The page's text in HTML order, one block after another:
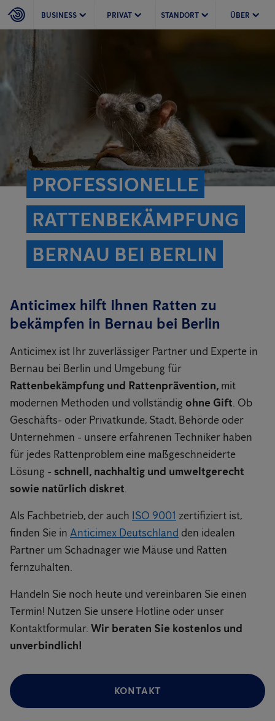
BUSINESS PRIVAT STANDORT ÜBER
PROFESSIONELLE
RATTEN­BEKÄMPFUNG
BERNAU BEI BERLIN
Anticimex hilft Ihnen Ratten zu
bekämpfen in Bernau bei Berlin
Anticimex ist Ihr zuverlässiger Partner und Experte in
Bernau bei Berlin und Umgebung für
Rattenbekämpfung und Rattenprävention, mit
modernen Methoden und vollständig ohne Gift. Ob
Geschäfts- oder Privatkunde, Stadt, Behörde oder
Unternehmen - unsere erfahrenen Techniker haben
für jedes Rattenproblem eine maßgeschneiderte
Lösung - schnell, nachhaltig und umweltgerecht
sowie natürlich diskret.
Als Fachbetrieb, der auch ISO 9001 zertifiziert ist,
finden Sie in Anticimex Deutschland den idealen
Partner um Schadnager wie Mäuse und Ratten
fernzuhalten.
Handeln Sie noch heute und vereinbaren Sie einen
Termin! Nutzen Sie unsere Hotline oder unser
Kontaktformular. Wir beraten Sie kostenlos und
unverbindlich!
KONTAKT